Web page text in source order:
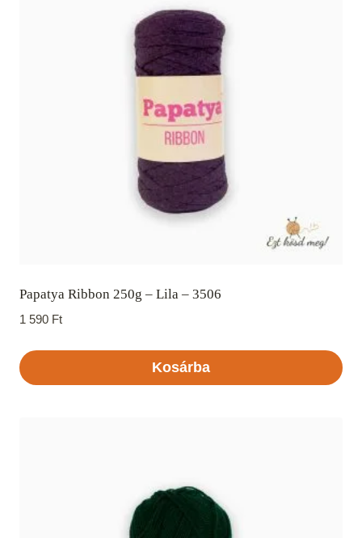
Papatya Ribbon 250g – Lila – 3506
1 590 Ft
Kosárba